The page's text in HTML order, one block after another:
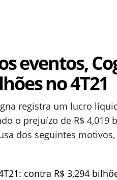
eventos,
no 4T21
registra um lucro
o prejuízo de R$ 4,019
dos seguintes
contra R$ 3,294